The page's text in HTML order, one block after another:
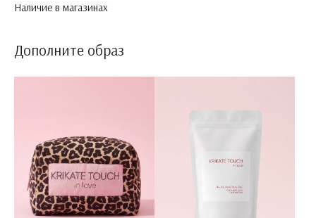
Наличие в магазинах
Дополните образ